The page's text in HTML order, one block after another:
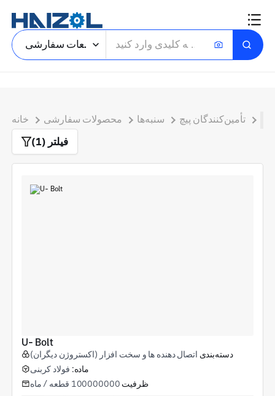
یافتن قطعات سفارشی
خانه محصولات سفارشی سنبه‌ها تأمین‌کنندگان پیچ
فیلتر (1)
U- Bolt
دسته‌بندی اتصال دهنده ها و سخت افزار (اکستروژن دیگران)
ماده: فولاد کربنی
ظرفیت 100000000 قطعه / ماه